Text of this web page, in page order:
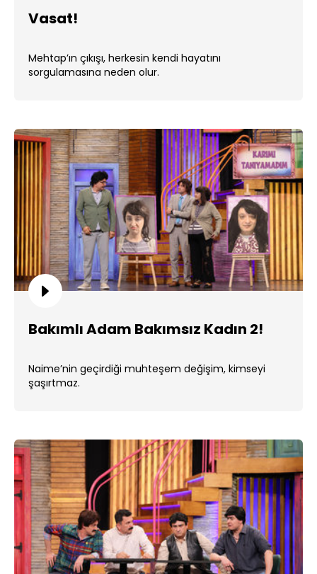
Vasat!
Mehtap’ın çıkışı, herkesin kendi hayatını
sorgulamasına neden olur.
Bakımlı Adam Bakımsız Kadın 2!
Naime’nin geçirdiği muhteşem değişim, kimseyi
şaşırtmaz.